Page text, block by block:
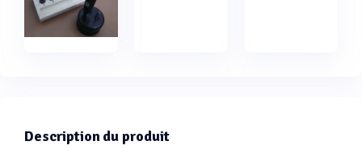
Description du produit